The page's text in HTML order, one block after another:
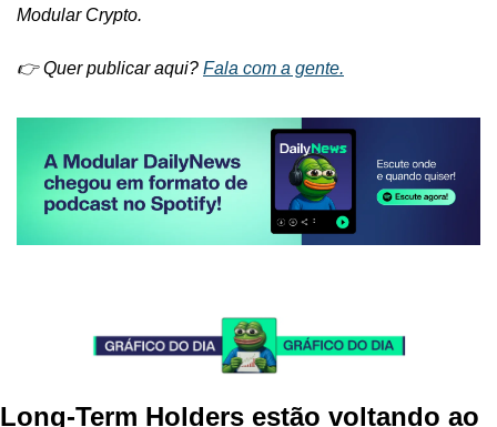
Modular Crypto.
👉 Quer publicar aqui? Fala com a gente.
Long-Term Holders estão voltando ao